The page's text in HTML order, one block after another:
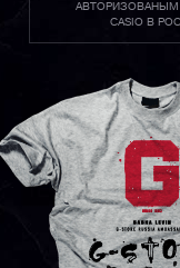
АВТОРИЗОВАНЫМ
CASIO В